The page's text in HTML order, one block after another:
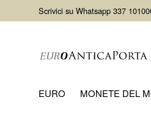
Scrivici su Whatsapp 337
EURO MONETE DEL